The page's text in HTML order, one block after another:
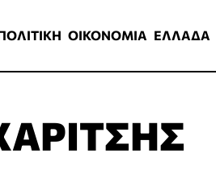
ΟΙΚΟΝΟΜΙΑ ΕΛΛΑΔΑ